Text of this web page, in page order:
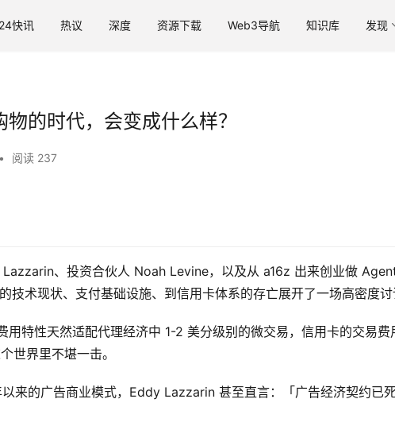
快讯 热议 深度 资源下载 Web3导航 知识库 发现
的时代，会变成什么样？
• 阅读 237
、投资合伙人 Noah Levine，以及从 a16z 出来创业做
术现状、支付基础设施、到信用卡体系的存亡展开了一场高密度讨
用特性天然适配代理经济中 1-2 美分级别的微交易，信用卡的交易费
世界里不堪一击。
的广告商业模式，Eddy Lazzarin 甚至直言：「广告经济契约已死